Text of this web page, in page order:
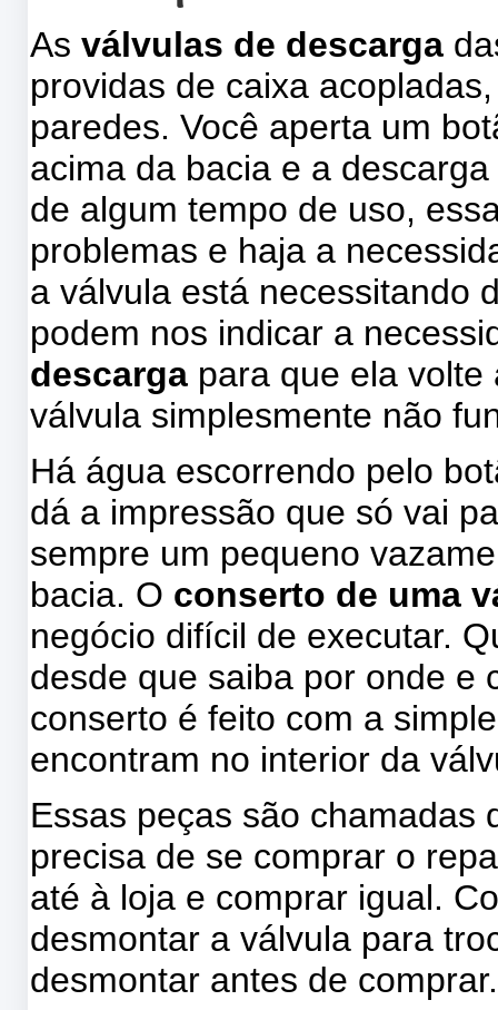
Asválvulas de descarga
providas de caixa
paredes. Você aperta um
acima da bacia e a
de algum tempo de uso,
problemas e haja a
a válvula está necessitando
podem nos indicar a
descarga para que ela volte
válvula simplesmente não
Há água escorrendo pelo
dá a impressão que só vai
sempre um pequeno
bacia. O conserto de uma
negócio difícil de executar.
desde que saiba por onde e
conserto é feito com a
encontram no interior da
Essas peças são chamadas
precisa de se comprar o
até à loja e comprar igual.
desmontar a válvula para
desmontar antes de comprar.